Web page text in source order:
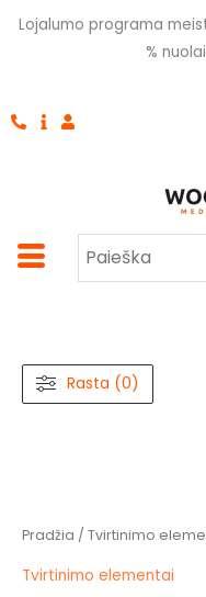
Pereiti
Lojalumo programa
%
Rasta (0)
Pradžia / Tvirtinimo
Tvirtinimo elementai